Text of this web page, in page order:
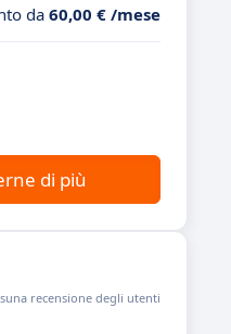
da 60,00 € /mese
di più
recensione degli utenti